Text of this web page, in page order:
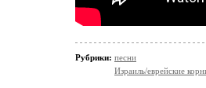
Рубрики: песни
Израиль/еврейские